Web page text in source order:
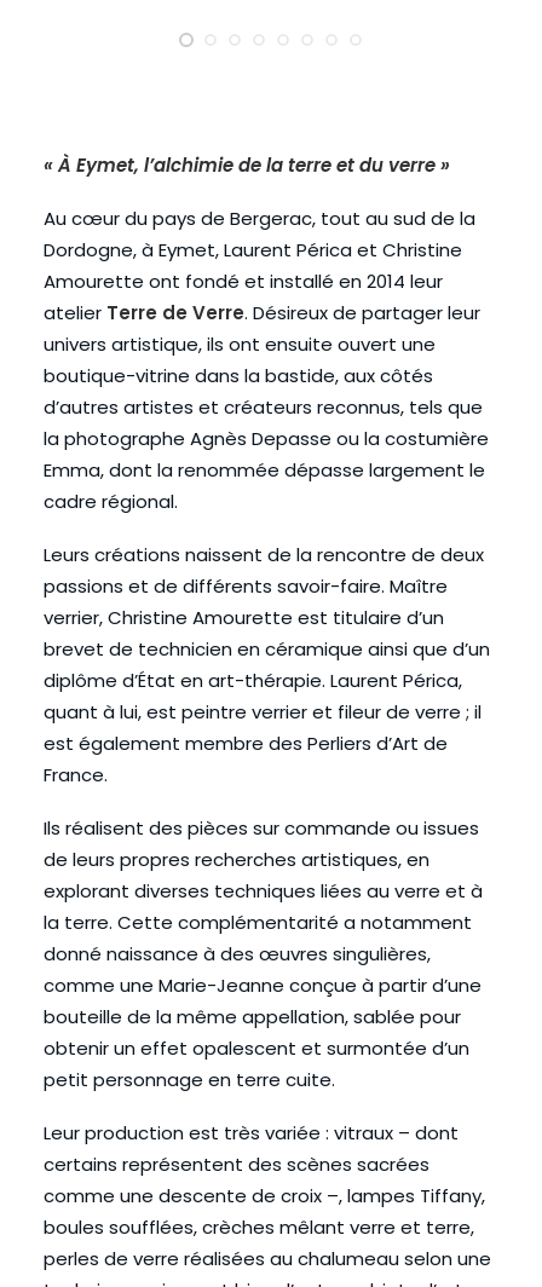
« À Eymet, l’alchimie de la terre et du verre »
Au cœur du pays de Bergerac, tout au sud de la
Dordogne, à Eymet, Laurent Périca et Christine
Amourette ont fondé et installé en 2014 leur
atelier Terre de Verre. Désireux de partager leur
univers artistique, ils ont ensuite ouvert une
boutique-vitrine dans la bastide, aux côtés
d’autres artistes et créateurs reconnus, tels que
la photographe Agnès Depasse ou la costumière
Emma, dont la renommée dépasse largement le
cadre régional.
Leurs créations naissent de la rencontre de deux
passions et de différents savoir-faire. Maître
verrier, Christine Amourette est titulaire d’un
brevet de technicien en céramique ainsi que d’un
diplôme d’État en art-thérapie. Laurent Périca,
quant à lui, est peintre verrier et fileur de verre ; il
est également membre des Perliers d’Art de
France.
Ils réalisent des pièces sur commande ou issues
de leurs propres recherches artistiques, en
explorant diverses techniques liées au verre et à
la terre. Cette complémentarité a notamment
donné naissance à des œuvres singulières,
comme une Marie-Jeanne conçue à partir d’une
bouteille de la même appellation, sablée pour
obtenir un effet opalescent et surmontée d’un
petit personnage en terre cuite.
Leur production est très variée : vitraux – dont
certains représentent des scènes sacrées
comme une descente de croix –, lampes Tiffany,
boules soufflées, crèches mêlant verre et terre,
perles de verre réalisées au chalumeau selon une